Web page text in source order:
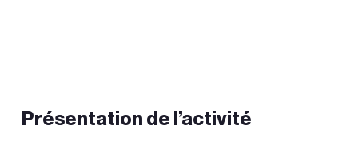
Présentation de l’activité